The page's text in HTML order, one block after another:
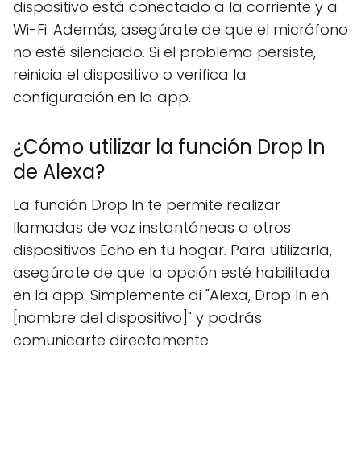
dispositivo está conectado a la corriente y a
Wi-Fi. Además, asegúrate de que el micrófono
no esté silenciado. Si el problema persiste,
reinicia el dispositivo o verifica la
configuración en la app.
¿Cómo utilizar la función Drop In
de Alexa?
La función Drop In te permite realizar
llamadas de voz instantáneas a otros
dispositivos Echo en tu hogar. Para utilizarla,
asegúrate de que la opción esté habilitada
en la app. Simplemente di "Alexa, Drop In en
[nombre del dispositivo]" y podrás
comunicarte directamente.